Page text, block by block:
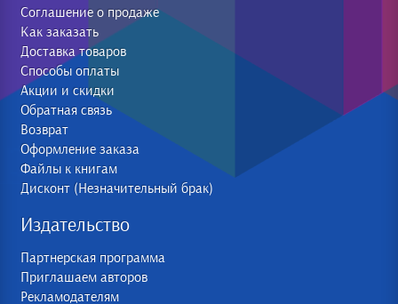
Соглашение о продаже
Как заказать
Доставка товаров
Способы оплаты
Акции и скидки
Обратная связь
Возврат
Оформление заказа
Файлы к книгам
Дисконт (Незначительный брак)
Издательство
Партнерская программа
Приглашаем авторов
Рекламодателям